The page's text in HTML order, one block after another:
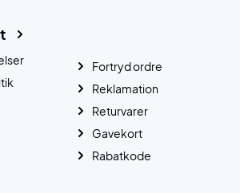
Fortryd ordre
Reklamation
Returvarer
Gavekort
Rabatkode